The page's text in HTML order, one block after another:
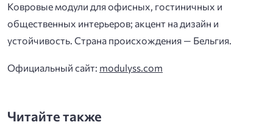
Ковровые модули для офисных, гостиничных и
общественных интерьеров; акцент на дизайн и
устойчивость. Страна происхождения — Бельгия.
Официальный сайт: modulyss.com
Читайте также